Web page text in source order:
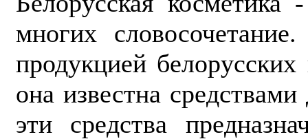
многих
продукцией
она известна
эти средства